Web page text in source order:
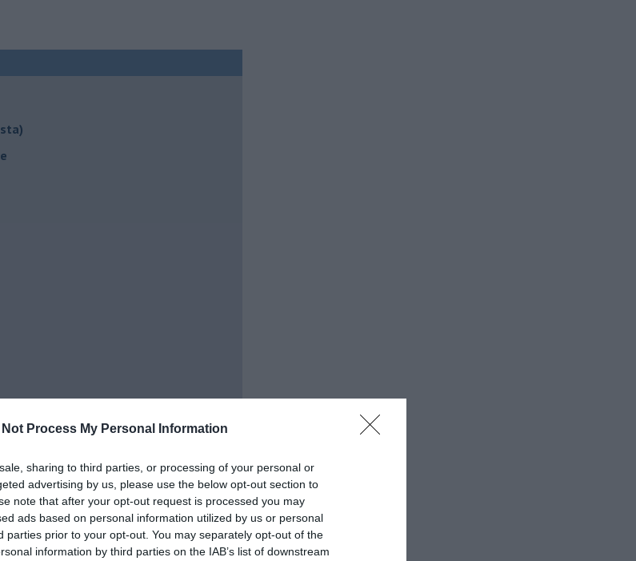
Not Process My Personal Information
sharing to third parties, or processing of your personal or
advertising by us, please use the below opt-out section to
note that after your opt-out request is processed you may
ads based on personal information utilized by us or personal
parties prior to your opt-out. You may separately opt-out of the
information by third parties on the IAB’s list of downstream